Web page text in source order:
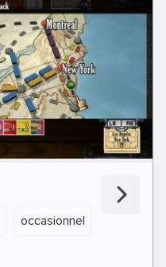
occasionnel